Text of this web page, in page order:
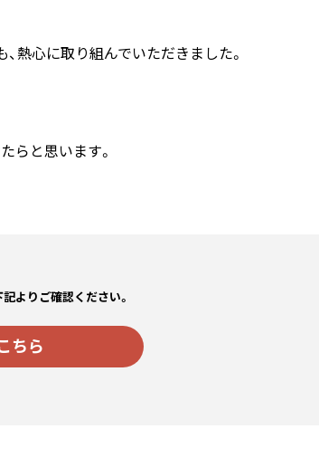
熱心に取り組んでいただきました。
らと思います。
よりご確認ください。
ちら